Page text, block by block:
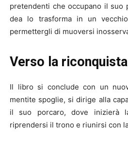
pretendenti che occupano il suo
dea lo trasforma in un
permettergli di muoversi
Verso la
Il libro si conclude con un
mentite spoglie, si dirige alla
il suo porcaro, dove inizierà
riprendersi il trono e riunirsi con